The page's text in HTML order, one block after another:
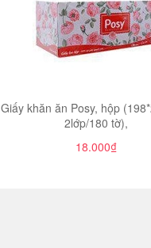
Giấy khăn ăn Posy, hộp
2lớp/180 tờ),
18.000₫